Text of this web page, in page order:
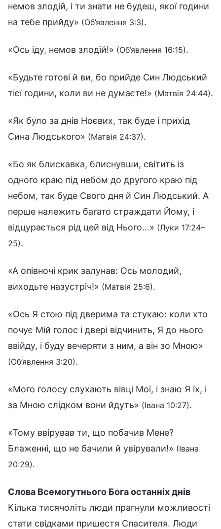
немов злодій, і ти знати не будеш, якої години
на тебе прийду» (Об’явлення 3:3).
«Ось іду, немов злодій!» (Об’явлення 16:15).
«Будьте готові й ви, бо прийде Син Людський
тієї години, коли ви не думаєте!» (Матвія 24:44).
«Як було за днів Ноєвих, так буде і прихід
Сина Людського» (Матвія 24:37).
«Бо як блискавка, блиснувши, світить із
одного краю під небом до другого краю під
небом, так буде Свого дня й Син Людський. А
перше належить багато страждати Йому, і
відцурається рід цей від Нього…» (Луки 17:24–
25).
«А опівночі крик залунав: Ось молодий,
виходьте назустріч!» (Матвія 25:6).
«Ось Я стою під дверима та стукаю: коли хто
почує Мій голос і двері відчинить, Я до нього
ввійду, і буду вечеряти з ним, а він зо Мною»
(Об’явлення 3:20).
«Мого голосу слухають вівці Мої, і знаю Я їх, і
за Мною слідком вони йдуть» (Івана 10:27).
«Тому ввірував ти, що побачив Мене?
Блаженні, що не бачили й увірували!» (Івана
20:29).
Слова Всемогутнього Бога останніх днів
Кілька тисячоліть люди прагнули можливості
стати свідками пришестя Спасителя. Люди